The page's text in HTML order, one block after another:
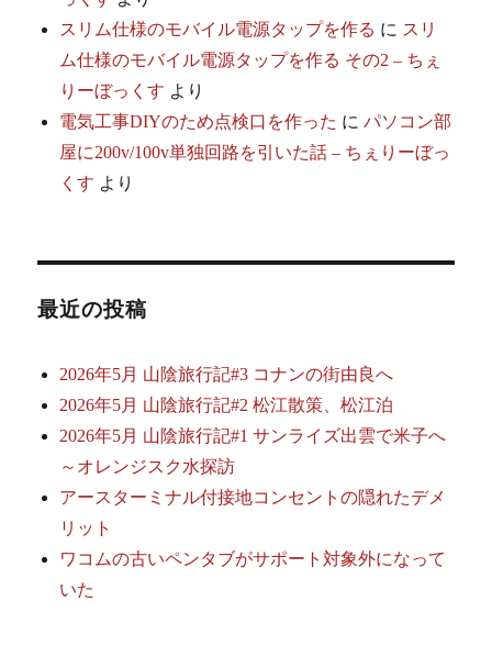
スリム仕様のモバイル電源タップを作る に スリ
ム仕様のモバイル電源タップを作る その2 – ちぇ
りーぼっくす より
電気工事DIYのため点検口を作った にパソコン部
屋に200v/100v単独回路を引いた話 – ちぇりーぼっ
くす より
最近の投稿
2026年5月 山陰旅行記#3 コナンの街由良へ
2026年5月 山陰旅行記#2 松江散策、松江泊
2026年5月 山陰旅行記#1 サンライズ出雲で米子へ
～オレンジスク水探訪
アースターミナル付接地コンセントの隠れたデメ
リット
ワコムの古いペンタブがサポート対象外になって
いた